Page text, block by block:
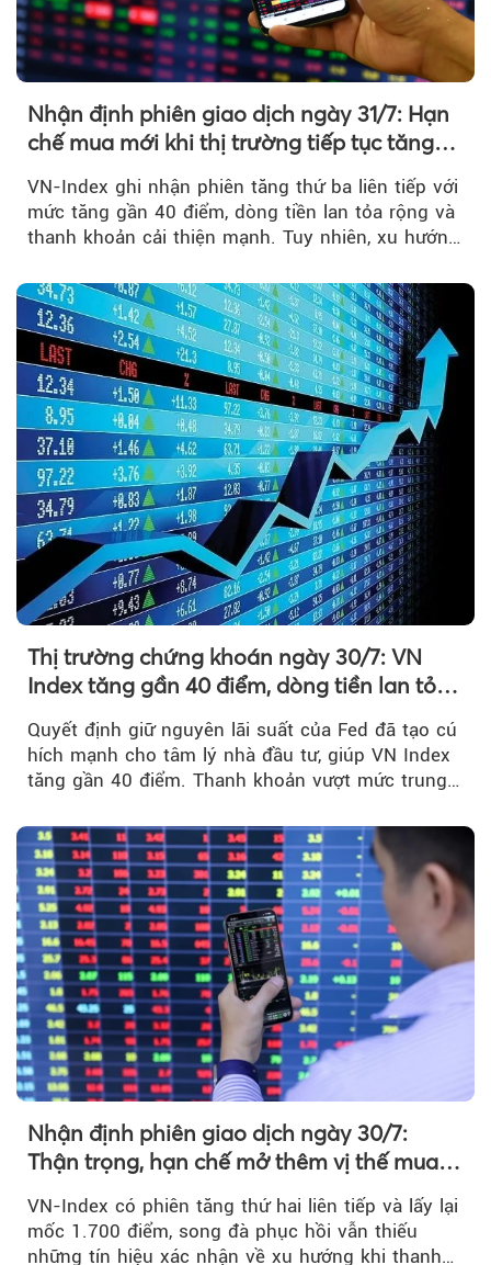
Nhận định phiên giao dịch ngày 31/7: Hạn
chế mua mới khi thị trường tiếp tục tăng
VN-Index ghi nhận phiên tăng thứ ba liên tiếp với
mức tăng gần 40 điểm, dòng tiền lan tỏa rộng và
thanh khoản cải thiện mạnh. Tuy nhiên, xu hướng
Thị trường chứng khoán ngày 30/7: VN
Index tăng gần 40 điểm, dòng tiền lan tỏa
mạnh sau tín hiệu tích cực từ Fed
Quyết định giữ nguyên lãi suất của Fed đã tạo cú
hích mạnh cho tâm lý nhà đầu tư, giúp VN Index
tăng gần 40 điểm. Thanh khoản vượt mức trung
Nhận định phiên giao dịch ngày 30/7:
Thận trọng, hạn chế mở thêm vị thế mua
VN-Index có phiên tăng thứ hai liên tiếp và lấy lại
mốc 1.700 điểm, song đà phục hồi vẫn thiếu
những tín hiệu xác nhận về xu hướng khi thanh